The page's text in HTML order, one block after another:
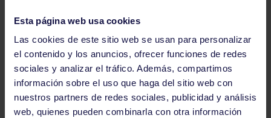
Esta página web usa cookies
Las cookies de este sitio web se usan para personalizar
el contenido y los anuncios, ofrecer funciones de redes
sociales y analizar el tráfico. Además, compartimos
información sobre el uso que haga del sitio web con
nuestros partners de redes sociales, publicidad y análisis
web, quienes pueden combinarla con otra información